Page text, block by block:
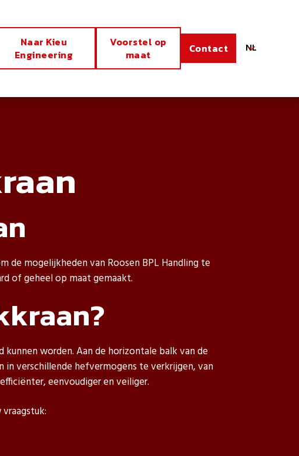
Naar Kieu
Engineering
Voorstel op
maat
Contact NL
de mogelijkheden van Roosen BPL Handling te
of geheel op maat gemaakt.
worden. Aan de horizontale balk van de
in verschillende hefvermogens te verkrijgen, van
eenvoudiger en veiliger.